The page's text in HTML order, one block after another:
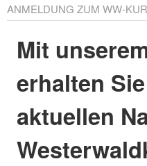
ANMELDUNG ZUM WW-
Mit
erhalten
aktuellen